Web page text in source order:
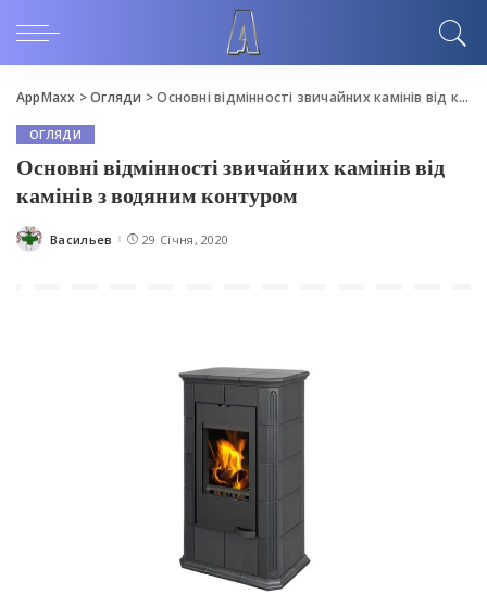
AppMaxx >Огляди >Основні відмінності звичайних камінів від камінів з водяним контуром
ОГЛЯДИ
Основні відмінності звичайних камінів від
камінів з водяним контуром
Posted
Васильев 29 Січня, 2020